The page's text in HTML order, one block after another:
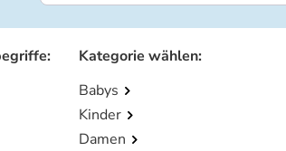
:
Kategorie wählen:
Babys
Kinder
Damen